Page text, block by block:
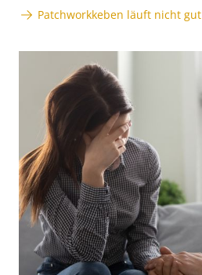
Patchworkkeben läuft nicht gut